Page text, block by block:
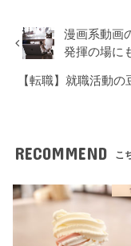
漫画系動画
発揮の場に
【転職】就職活動
RECOMMEND こ